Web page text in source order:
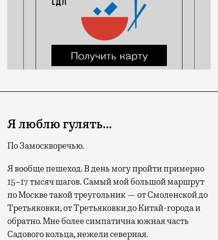
Я люблю гулять…
По Замоскворечью.
Я вообще пешеход. В день могу пройти примерно
15–17 тысяч шагов. Самый мой большой маршрут
по Москве такой треугольник — от Смоленской до
Третьяковки, от Третьяковки до Китай-города и
обратно. Мне более симпатична южная часть
Садового кольца, нежели северная.